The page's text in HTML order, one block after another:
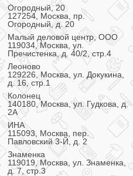
Огородный, 20
127254, Москва, пр.
Огородный, д. 20
Малый деловой центр, ООО
119034, Москва, ул.
Пречистенка, д. 40/2, стр.4
Леоново
129226, Москва, ул. Докукина,
д. 16, стр.1
Колонец
140180, Москва, ул. Гудкова, д.
2А
ИНА
115093, Москва, пер.
Павловский 3-Й, д. 2
Знаменка
119019, Москва, ул. Знаменка,
д. 7, стр.3